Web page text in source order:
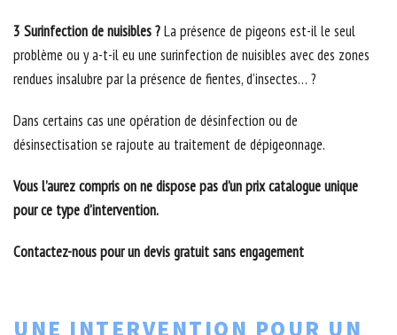
3 Surinfection de nuisibles ?La présence de pigeons est-il le seul
problème ou y a-t-il eu une surinfection de nuisibles avec des zones
rendues insalubre par la présence de fientes, d’insectes… ?
Dans certains cas une opération de désinfection ou de
désinsectisation se rajoute au traitement de dépigeonnage.
Vous l’aurez compris on ne dispose pas d’un prix catalogue unique
pour ce type d’intervention.
Contactez-nous pour un devis gratuit sans engagement
UNE INTERVENTION POUR UN